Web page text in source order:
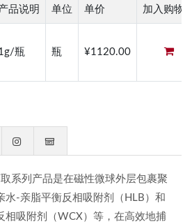
品说明 单位 单价 加入购物
瓶 瓶 ¥1120.00
系列产品是在磁性微球外层包裹聚
水-亲脂平衡反相吸附剂（HLB）和
相吸附剂（WCX）等，在高效地捕